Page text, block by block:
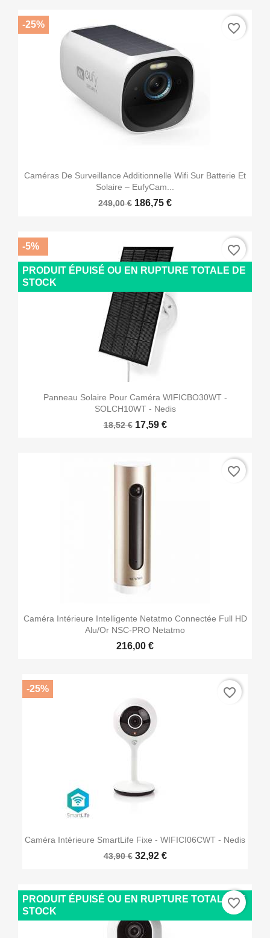
Caméras De Surveillance Additionnelle Wifi Sur Batterie Et
Solaire – EufyCam...
249,00 € 186,75 €
-25% favorite_border
Panneau Solaire Pour Caméra WIFICBO30WT -
SOLCH10WT - Nedis
18,52 € 17,59 €
-5%
PRODUIT ÉPUISÉ OU EN RUPTURE TOTALE DE
STOCK
favorite_border
Caméra Intérieure Intelligente Netatmo Connectée Full HD
Alu/or NSC-PRO Netatmo
216,00 €
favorite_border
Caméra Intérieure SmartLife Fixe - WIFICI06CWT - Nedis
43,90 € 32,92 €
-25% favorite_border
PRODUIT ÉPUISÉ OU EN RUPTURE TOTALE DE
STOCK
favorite_border